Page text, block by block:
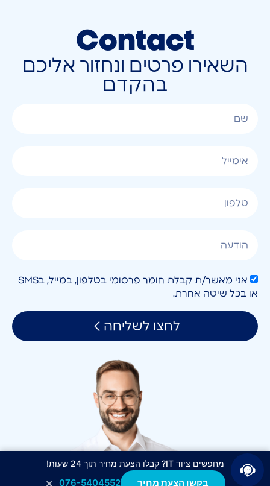
Contact
השאירו פרטים ונחזור אליכם
בהקדם
אני מאשר/ת קבלת חומר פרסומי בטלפון, במייל, בSMS
או בכל שיטה אחרת.
לחצו לשליחה
מחפשים ציוד IT? קבלו הצעת מחיר תוך 24 שעות!
בקשו הצעת מחיר 076-5404552
×